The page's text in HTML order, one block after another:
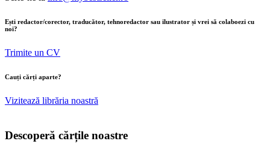
Ești redactor/corector, traducător, tehnoredactor sau ilustrator și vrei să colaboezi cu
noi?
Trimite un CV
Cauți cărți aparte?
Vizitează librăria noastră
Descoperă cărțile noastre